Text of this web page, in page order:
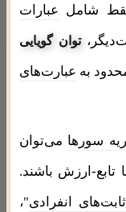
شامل عبارات
توان گویایی
به عبارت‌های
می‌توان
تابع-ارزش باشند.
ثابت‌های انفرادی"،